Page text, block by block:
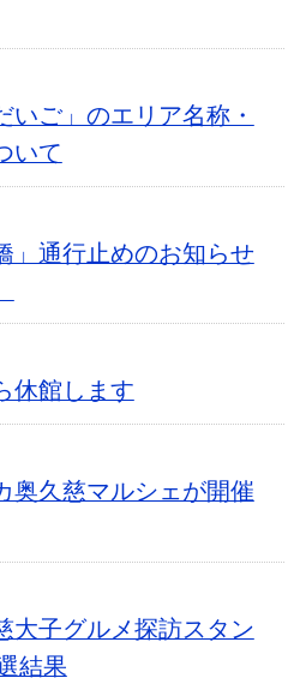
いご」のエリア名称・
いて
」通行止めのお知らせ
休館します
奥久慈マルシェが開催
大子グルメ探訪スタン
結果